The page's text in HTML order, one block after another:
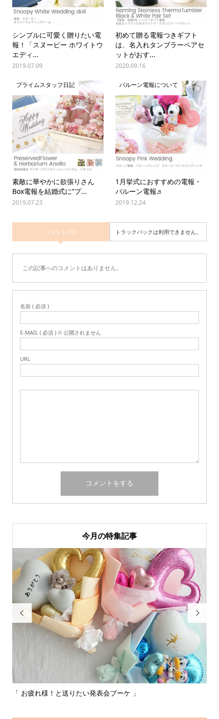
シンプルに可愛く贈りたい電
報！「スヌーピー ホワイトウ
エディ...
2019.07.09
初めて贈る電報つきギフト
は、名入れタンブラーペアセ
ットがおす...
2020.09.16
プライムスタッフ日記
素敵に華やかに欲張りさん
Box電報を結婚式に”プ...
2019.07.23
バルーン電報について
1月挙式におすすめの電報・
バルーン電報♬
2019.12.24
コメント ( 0 ) トラックバックは利用できません。
この記事へのコメントはありません。
名前 ( 必須 )
E-MAIL ( 必須 ) ※ 公開されません
URL
今月の特集記事

「 お疲れ様！と送りたい発表会ブーケ 」
